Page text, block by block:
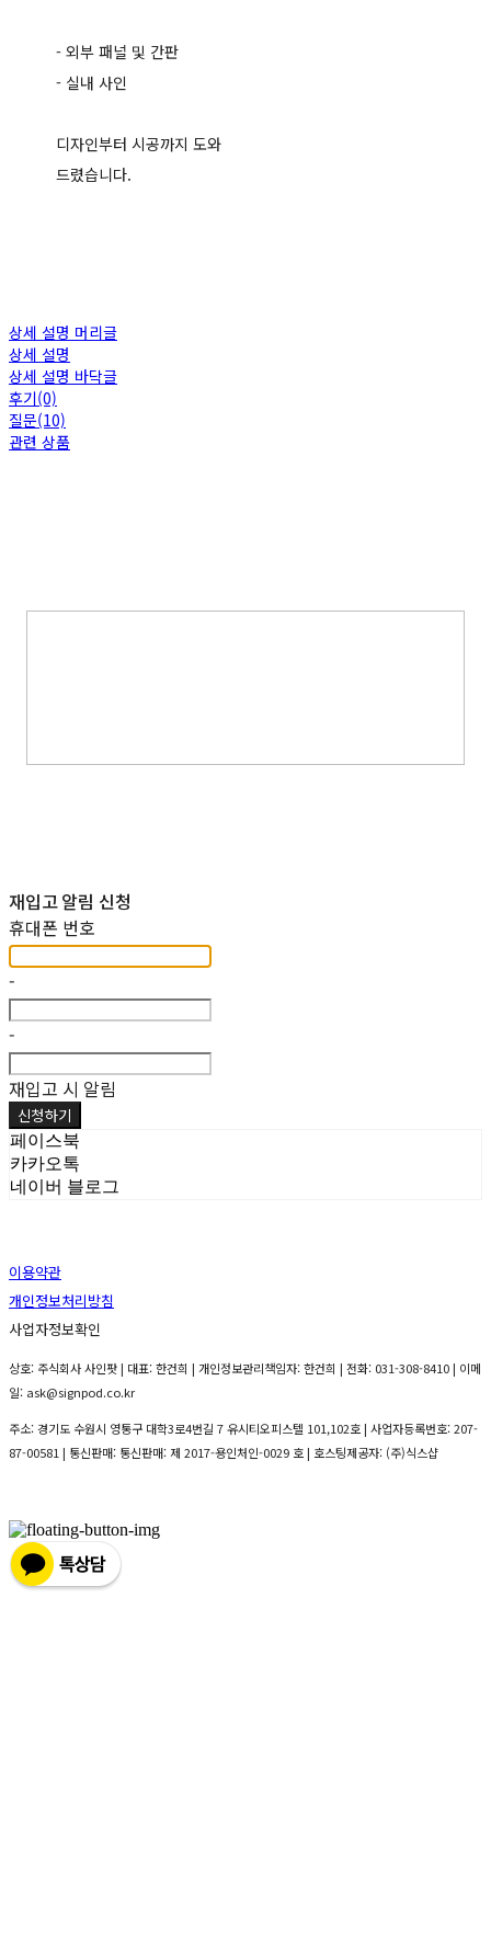
- 외부 패널 및 간판
- 실내 사인
디자인부터 시공까지 도와
드렸습니다.
상세 설명 머리글
상세 설명
상세 설명 바닥글
후기(0)
질문(10)
관련 상품
재입고 알림 신청
휴대폰 번호
-
-
재입고 시 알림
신청하기
페이스북
카카오톡
네이버 블로그
이용약관
개인정보처리방침
사업자정보확인
상호: 주식회사 사인팟 | 대표: 한건희 | 개인정보관리책임자: 한건희 | 전화: 031-308-8410 | 이메
일: ask@signpod.co.kr
주소: 경기도 수원시 영통구 대학3로4번길 7 유시티오피스텔 101,102호 | 사업자등록번호:207-
87-00581 | 통신판매: 통신판매: 제 2017-용인처인-0029 호 | 호스팅제공자: (주)식스샵